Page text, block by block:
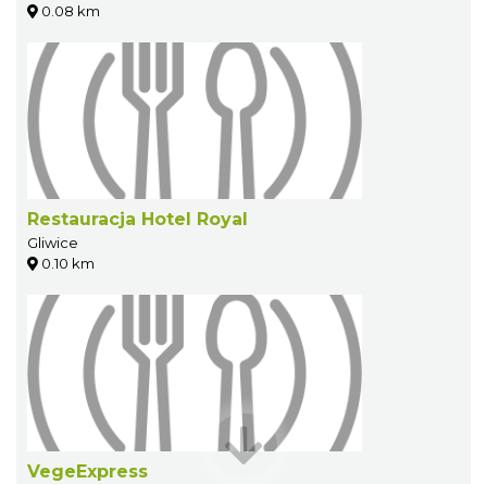
0.08 km
Restauracja Hotel Royal
Gliwice
0.10 km
VegeExpress